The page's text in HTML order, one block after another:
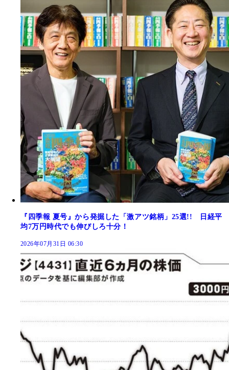
『四季報 夏号』から発掘した「激アツ銘柄」25選!! 日経平
均7万円時代でも伸びしろ十分！
2026年07月31日 06:30